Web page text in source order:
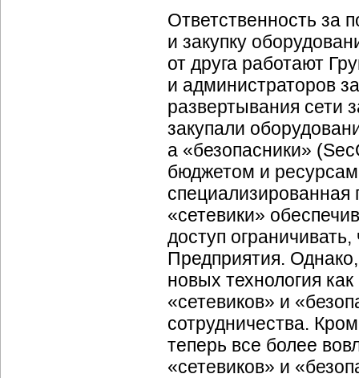
Ответственность за
и закупку
от друга работают
и администраторов
развертывания сети
закупали
а «безопасники»
бюджетом и
специализированная
«сетевики»
доступ
Предприятия.
новых технология
«сетевиков» и
сотрудничества.
теперь все более
«сетевиков» и